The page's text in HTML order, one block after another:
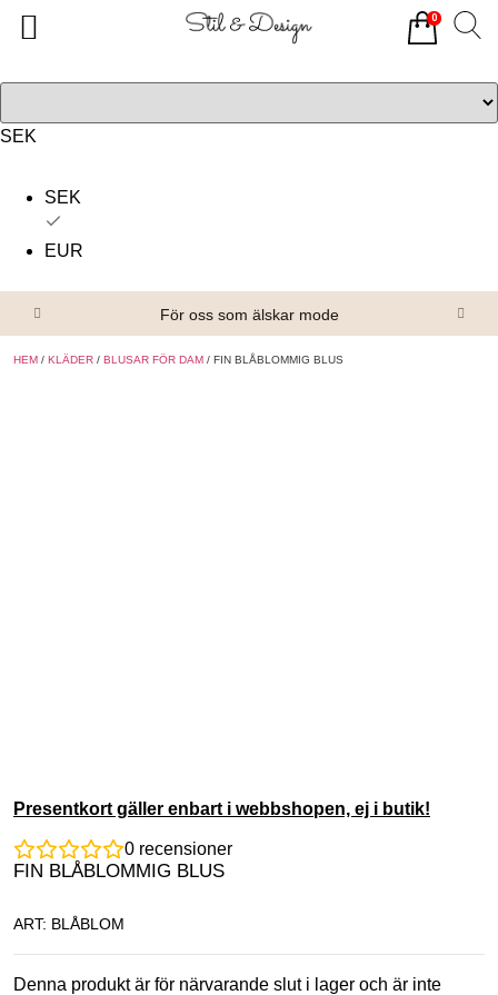
SEK
SEK
EUR
För oss som älskar mode
HEM / KLÄDER / BLUSAR FÖR DAM / FIN BLÅBLOMMIG BLUS
Presentkort gäller enbart i webbshopen, ej i butik!
0 recensioner
FIN BLÅBLOMMIG BLUS
ART: BLÅBLOM
Denna produkt är för närvarande slut i lager och är inte
0
Alla produkter
Om oss